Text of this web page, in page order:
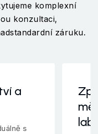
komplexní
konzultaci,
záruku.
a
s